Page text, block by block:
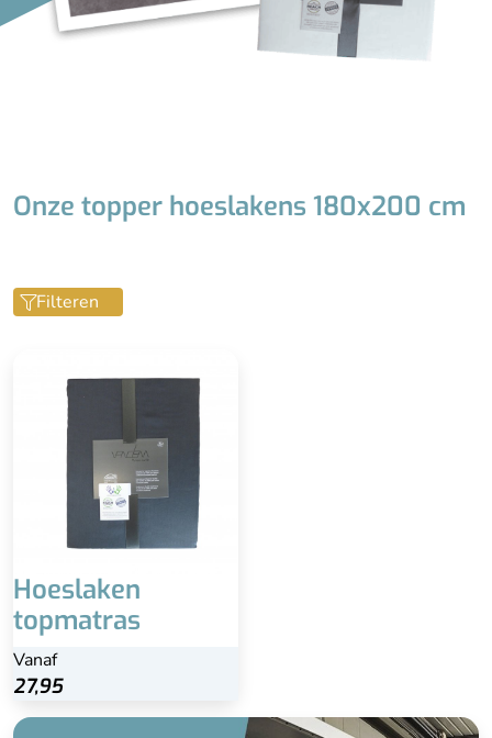
Onze topper hoeslakens 180x200 cm
Filteren
Hoeslaken
topmatras
Vanaf
27,95